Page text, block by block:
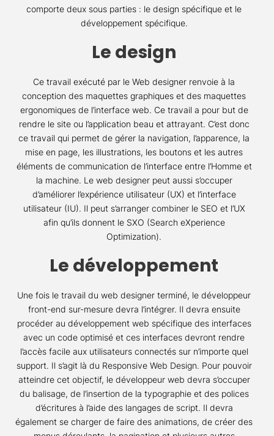
comporte deux sous parties : le design spécifique et le
développement spécifique.
Le design
Ce travail exécuté par le Web designer renvoie à la
conception des maquettes graphiques et des maquettes
ergonomiques de l’interface web. Ce travail a pour but de
rendre le site ou l’application beau et attrayant. C’est donc
ce travail qui permet de gérer la navigation, l’apparence, la
mise en page, les illustrations, les boutons et les autres
éléments de communication de l’interface entre l’Homme et
la machine. Le web designer peut aussi s’occuper
d’améliorer l’expérience utilisateur (UX) et l’interface
utilisateur (IU). Il peut s’arranger combiner le SEO et l’UX
afin qu’ils donnent le SXO (Search eXperience
Optimization).
Le développement
Une fois le travail du web designer terminé, le développeur
front-end sur-mesure devra l’intégrer. Il devra ensuite
procéder au développement web spécifique des interfaces
avec un code optimisé et ces interfaces devront rendre
l’accès facile aux utilisateurs connectés sur n’importe quel
support. Il s’agit là du Responsive Web Design. Pour pouvoir
atteindre cet objectif, le développeur web devra s’occuper
du balisage, de l’insertion de la typographie et des polices
d’écritures à l’aide des langages de script. Il devra
également se charger de faire des animations, de créer des